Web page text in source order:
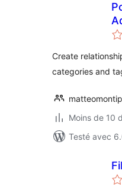
Create
categories and
Moins de 10
Testé avec